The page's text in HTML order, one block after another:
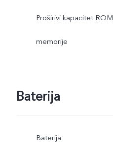
Proširivi kapacitet ROM
memorije
Baterija
Baterija